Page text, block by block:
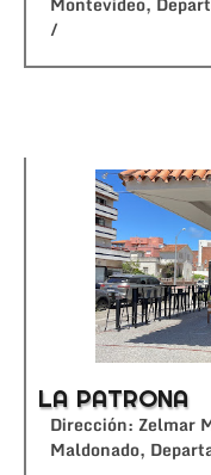
/
LA PATRONA
Dirección:
Maldonado,